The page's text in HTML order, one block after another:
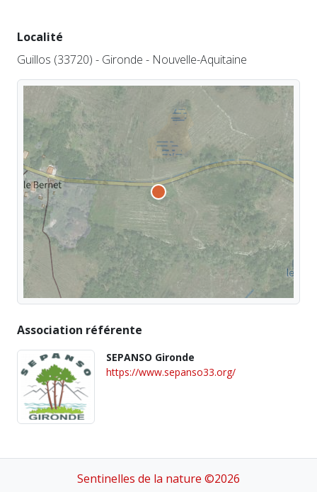
Localité
Guillos (33720) - Gironde - Nouvelle-Aquitaine
Association référente
SEPANSO Gironde
https://www.sepanso33.org/
Sentinelles de la nature ©2026